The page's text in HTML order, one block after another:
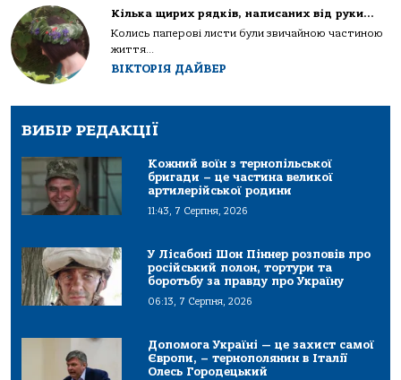
Кілька щирих рядків, написаних від руки…
Колись паперові листи були звичайною частиною
життя...
ВІКТОРІЯ ДАЙВЕР
ВИБІР РЕДАКЦІЇ
Кожний воїн з тернопільської
бригади – це частина великої
артилерійської родини
11:43, 7 Серпня, 2026
У Лісабоні Шон Піннер розповів про
російський полон, тортури та
боротьбу за правду про Україну
06:13, 7 Серпня, 2026
Допомога Україні — це захист самої
Європи, – тернополянин в Італії
Олесь Городецький